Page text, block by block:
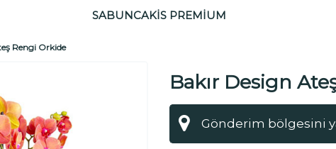
SABUNCAKİS PREMİUM
Rengi Orkide
Bakır Design